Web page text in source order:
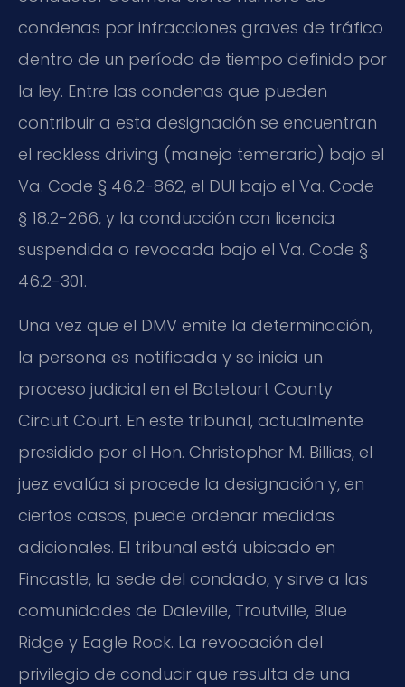
condenas por infracciones graves de tráfico
dentro de un período de tiempo definido por
la ley. Entre las condenas que pueden
contribuir a esta designación se encuentran
el reckless driving (manejo temerario) bajo el
Va. Code § 46.2-862, el DUI bajo el Va. Code
§ 18.2-266, y la conducción con licencia
suspendida o revocada bajo el Va. Code §
46.2-301.
Una vez que el DMV emite la determinación,
la persona es notificada y se inicia un
proceso judicial en el Botetourt County
Circuit Court. En este tribunal, actualmente
presidido por el Hon. Christopher M. Billias, el
juez evalúa si procede la designación y, en
ciertos casos, puede ordenar medidas
adicionales. El tribunal está ubicado en
Fincastle, la sede del condado, y sirve a las
comunidades de Daleville, Troutville, Blue
Ridge y Eagle Rock. La revocación del
privilegio de conducir que resulta de una